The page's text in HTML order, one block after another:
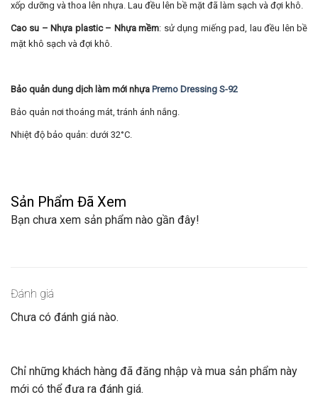
xốp dưỡng và thoa lên nhựa. Lau đều lên bề mặt đã làm sạch và đợi khô.
Cao su – Nhựa plastic – Nhựa mềm: sử dụng miếng pad, lau đều lên bề
mặt khô sạch và đợi khô.
Bảo quản dung dịch làm mới nhựa Premo Dressing S-92
Bảo quản nơi thoáng mát, tránh ánh nắng.
Nhiệt độ bảo quản: dưới 32°C.
Sản Phẩm Đã Xem
Bạn chưa xem sản phẩm nào gần đây!
Đánh giá
Chưa có đánh giá nào.
Chỉ những khách hàng đã đăng nhập và mua sản phẩm này
mới có thể đưa ra đánh giá.